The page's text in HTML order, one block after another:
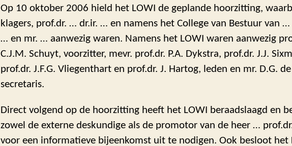
Op 10 oktober 2006 hield het LOWI de geplande hoorzitting,
klagers, prof.dr. … dr.ir. … en namens het College van Bestuur van
… en mr. … aanwezig waren. Namens het LOWI waren aanwezig
C.J.M. Schuyt, voorzitter, mevr. prof.dr. P.A. Dykstra, prof.dr. J.J.
prof.dr. J.F.G. Vliegenthart en prof.dr. J. Hartog, leden en mr. D.G.
secretaris.
Direct volgend op de hoorzitting heeft het LOWI beraadslaagd en
zowel de externe deskundige als de promotor van de heer …
voor een informatieve bijeenkomst uit te nodigen. Ook besloot het